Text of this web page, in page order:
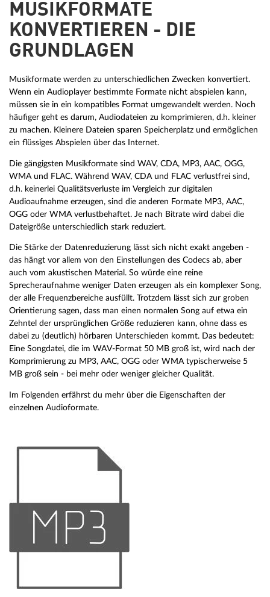
MUSIKFORMATE
KONVERTIEREN - DIE
GRUNDLAGEN
Musikformate werden zu unterschiedlichen Zwecken konvertiert.
Wenn ein Audioplayer bestimmte Formate nicht abspielen kann,
müssen sie in ein kompatibles Format umgewandelt werden. Noch
häufiger geht es darum, Audiodateien zu komprimieren, d.h. kleiner
zu machen. Kleinere Dateien sparen Speicherplatz und ermöglichen
ein flüssiges Abspielen über das Internet.
Die gängigsten Musikformate sind WAV, CDA, MP3, AAC, OGG,
WMA und FLAC. Während WAV, CDA und FLAC verlustfrei sind,
d.h. keinerlei Qualitätsverluste im Vergleich zur digitalen
Audioaufnahme erzeugen, sind die anderen Formate MP3, AAC,
OGG oder WMA verlustbehaftet. Je nach Bitrate wird dabei die
Dateigröße unterschiedlich stark reduziert.
Die Stärke der Datenreduzierung lässt sich nicht exakt angeben -
das hängt vor allem von den Einstellungen des Codecs ab, aber
auch vom akustischen Material. So würde eine reine
Sprecheraufnahme weniger Daten erzeugen als ein komplexer Song,
der alle Frequenzbereiche ausfüllt. Trotzdem lässt sich zur groben
Orientierung sagen, dass man einen normalen Song auf etwa ein
Zehntel der ursprünglichen Größe reduzieren kann, ohne dass es
dabei zu (deutlich) hörbaren Unterschieden kommt. Das bedeutet:
Eine Songdatei, die im WAV-Format 50 MB groß ist, wird nach der
Komprimierung zu MP3, AAC, OGG oder WMA typischerweise 5
MB groß sein - bei mehr oder weniger gleicher Qualität.
Im Folgenden erfährst du mehr über die Eigenschaften der
einzelnen Audioformate.